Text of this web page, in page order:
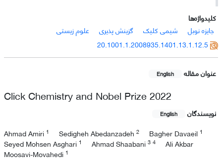
کلیدواژه‌ها
جایزه نوبل
شیمی کلیک گزینش پذیری
علوم زیستی
20.1001.1.2008935.1401.13.1.12.5
عنوان مقاله English
Click Chemistry and Nobel Prize 2022
نویسندگان English
Ahmad Amiri 1 Sedigheh Abedanzadeh 2 Bagher Davaeil 1
Seyed Mohsen Asghari 1 Ahmad Shaabani 3 4
Ali Akbar
Moosavi-Movahedi 1